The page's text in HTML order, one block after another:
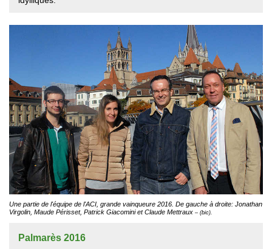
Une partie de l'équipe de l'ACI, grande vainqueure 2016. De gauche à droite: Jonathan
Virgolin, Maude Périsset, Patrick Giacomini et Claude Mettraux – (bic).
Palmarès 2016